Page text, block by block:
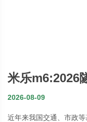
米乐m6:2026
推荐远程供电
源隧道稳压器
2026-08-09
近年来我国交通、市政